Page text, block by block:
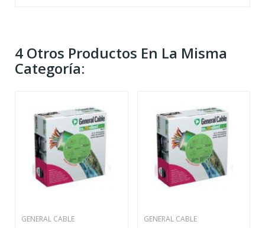
4 Otros Productos En La Misma
Categoría:
GENERAL CABLE GENERAL CABLE